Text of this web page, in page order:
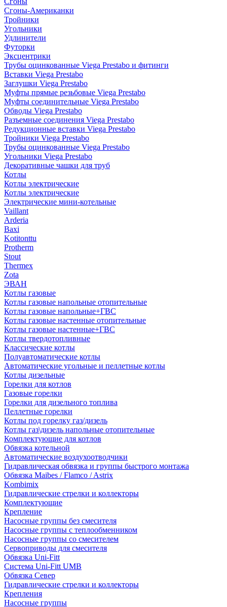
Сгоны-Американки
Тройники
Угольники
Удлинители
Футорки
Эксцентрики
Трубы оцинкованные Viega Prestabo и фитинги
Вставки Viega Prestabo
Заглушки Viega Prestabo
Муфты прямые резьбовые Viega Prestabo
Муфты соединительные Viega Prestabo
Обводы Viega Prestabo
Разъемные соединения Viega Prestabo
Редукционные вставки Viega Prestabo
Тройники Viega Prestabo
Трубы оцинкованные Viega Prestabo
Угольники Viega Prestabo
Декоративные чашки для труб
Котлы
Котлы электрические
Котлы электрические
Электрические мини-котельные
Vaillant
Arderia
Baxi
Kotitonttu
Protherm
Stout
Thermex
Zota
ЭВАН
Котлы газовые
Котлы газовые напольные отопительные
Котлы газовые напольные+ГВС
Котлы газовые настенные отопительные
Котлы газовые настенные+ГВС
Котлы твердотопливные
Классические котлы
Полуавтоматические котлы
Автоматические угольные и пеллетные котлы
Котлы дизельные
Горелки для котлов
Газовые горелки
Горелки для дизельного топлива
Пеллетные горелки
Котлы под горелку газ/дизель
Котлы газ\дизель напольные отопительные
Комплектующие для котлов
Обвязка котельной
Автоматические воздухоотводчики
Гидравлическая обвязка и группы быстрого монтажа
Обвязка Maibes / Flamco / Astrix
Kombimix
Гидравлические стрелки и коллекторы
Комплектующие
Крепление
Насосные группы без смесителя
Насосные группы с теплообменником
Насосные группы со смесителем
Сервоприводы для смесителя
Обвязка Uni-Fitt
Система Uni-Fitt UMB
Обвязка Север
Гидравлические стрелки и коллекторы
Крепления
Насосные группы